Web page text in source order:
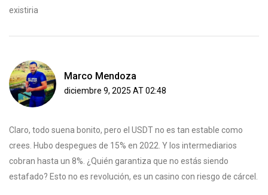
existiria
Marco Mendoza
diciembre 9, 2025 AT 02:48
Claro, todo suena bonito, pero el USDT no es tan estable como
crees. Hubo despegues de 15% en 2022. Y los intermediarios
cobran hasta un 8%. ¿Quién garantiza que no estás siendo
estafado? Esto no es revolución, es un casino con riesgo de cárcel.